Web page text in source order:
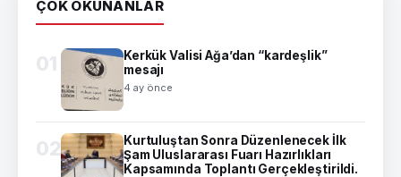
ÇOK OKUNANLAR
01
Kerkük Valisi Ağa’dan “kardeşlik”
mesajı
4 ay önce
02
Kurtuluştan Sonra Düzenlenecek İlk
Şam Uluslararası Fuarı Hazırlıkları
Kapsamında Toplantı Gerçekleştirildi.